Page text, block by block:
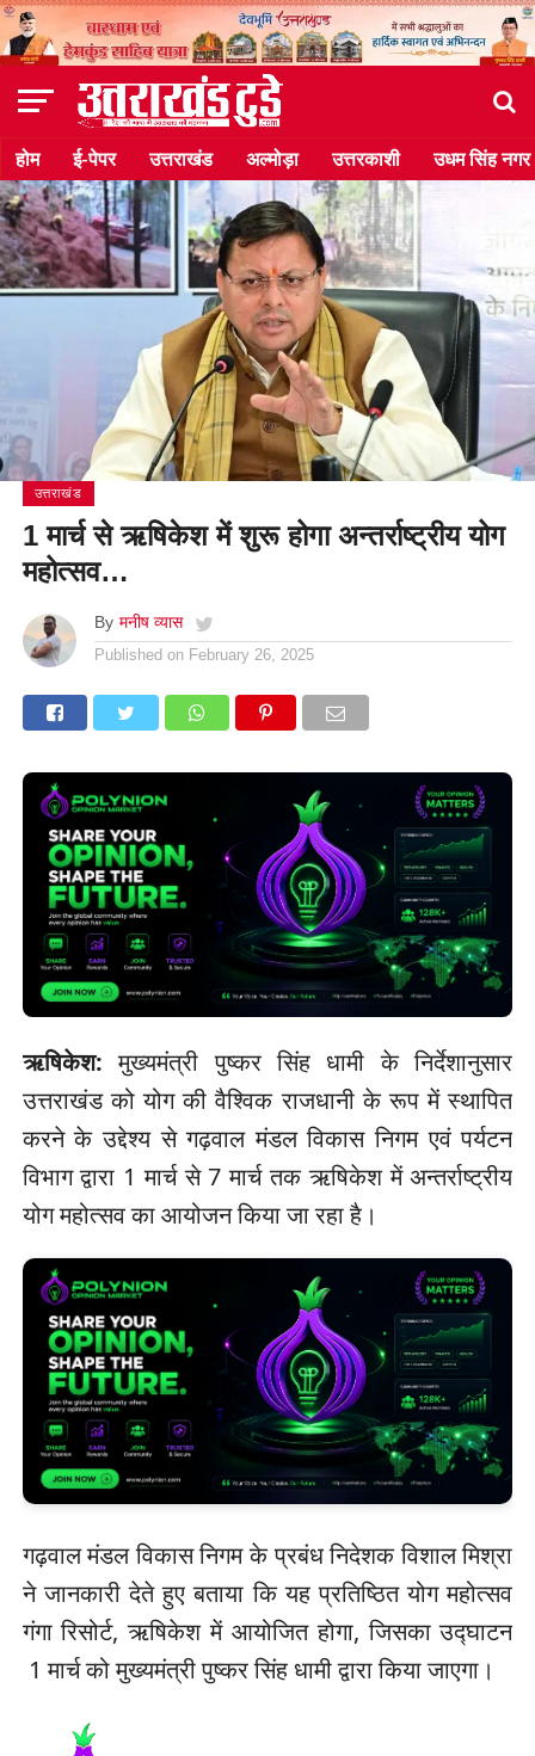
होम ई-पेपर उत्तराखंड अल्मोड़ा उत्तरकाशी उधम सिंह नगर
उत्तराखंड
1 मार्च से ऋषिकेश में शुरू होगा अन्तर्राष्ट्रीय योग
महोत्सव…
By मनीष व्यास
Published on February 26, 2025
ऋषिकेश: मुख्यमंत्री पुष्कर सिंह धामी के निर्देशानुसार
उत्तराखंड को योग की वैश्विक राजधानी के रूप में स्थापित
करने के उद्देश्य से गढ़वाल मंडल विकास निगम एवं पर्यटन
विभाग द्वारा 1 मार्च से 7 मार्च तक ऋषिकेश में अन्तर्राष्ट्रीय
योग महोत्सव का आयोजन किया जा रहा है।
गढ़वाल मंडल विकास निगम के प्रबंध निदेशक विशाल मिश्रा
ने जानकारी देते हुए बताया कि यह प्रतिष्ठित योग महोत्सव
गंगा रिसोर्ट, ऋषिकेश में आयोजित होगा, जिसका उद्घाटन
1 मार्च को मुख्यमंत्री पुष्कर सिंह धामी द्वारा किया जाएगा।